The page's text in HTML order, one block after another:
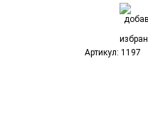
Артикул: 1197